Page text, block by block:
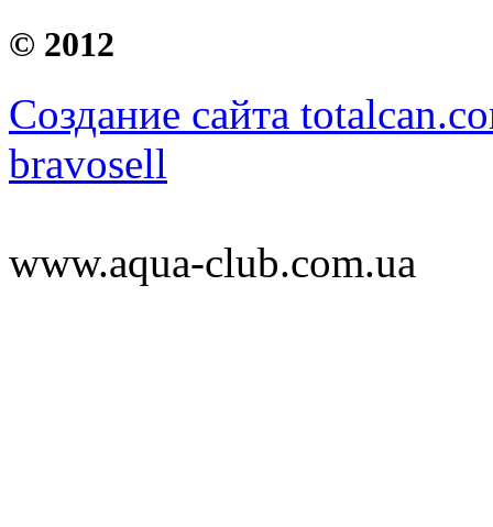
© 2012
Создание сайта
bravosell
www.aqua-club.com.ua